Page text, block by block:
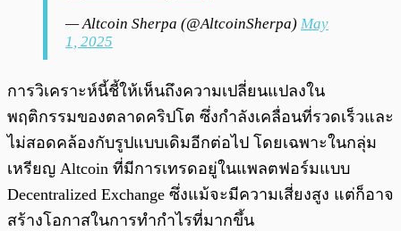
— Altcoin Sherpa (@AltcoinSherpa) May
1, 2025
การวิเคราะห์นี้ชี้ให้เห็นถึงความเปลี่ยนแปลงใน
พฤติกรรมของตลาดคริปโต ซึ่งกำลังเคลื่อนที่รวดเร็วและ
ไม่สอดคล้องกับรูปแบบเดิมอีกต่อไป โดยเฉพาะในกลุ่ม
เหรียญ Altcoin ที่มีการเทรดอยู่ในแพลตฟอร์มแบบ
Decentralized Exchange ซึ่งแม้จะมีความเสี่ยงสูง แต่ก็อาจ
สร้างโอกาสในการทำกำไรที่มากขึ้น